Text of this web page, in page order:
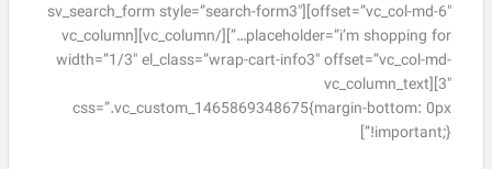
offset=”vc_col-md-6″][sv_search_form style=”search-form3″
placeholder=”i’m shopping for…”][/vc_column][vc_column
width=”1/3″ el_class=”wrap-cart-info3″ offset=”vc_col-md-
3″][vc_column_text
css=”.vc_custom_1465869348675{margin-bottom: 0px
!important;}”]